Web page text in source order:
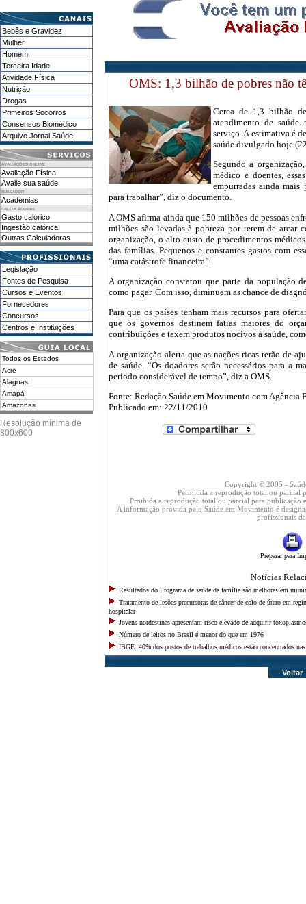
Bebês e Gravidez
Mulher
Homem
Terceira Idade
Atividade Física
Nutrição
Drogas
Primeiros Socorros
Consensos Biomédico
Arquivo Jornal Saúde
AVALIAÇÕES ONLINE
Avaliação Física
Avalie sua saúde
BUSCADOR
Academias
CALCULADORAS
Gasto calórico
Ingestão calórica
Outras Calculadoras
Legislação
Fontes de Pesquisa
Cursos e Eventos
Fornecedores
Concursos
Centros e Instituições
Todos os Estados
Acre
Alagoas
Amapá
Amazonas
Ceará
Resolução mínima de
800x600
OMS: 1,3 bilhão de pobres não
Cerca de 1,3 bilhão
atendimento de saúde
serviço. A estimativa é
saúde divulgado hoje
Segundo a
médico e doentes,
empurradas ainda mais
para trabalhar”, diz o documento.
A OMS afirma ainda que 150 milhões de pessoas
milhões são levadas à pobreza por terem de arcar
organização, o alto custo de procedimentos
das famílias. Pequenos e constantes gastos com
“uma catástrofe financeira”.
A organização constatou que parte da população
como pagar. Com isso, diminuem as chance de
Para que os países tenham mais recursos para
que os governos destinem fatias maiores do
contribuições e taxem produtos nocivos à saúde,
A organização alerta que as nações ricas terão de
de saúde. “Os doadores serão necessários para a
período considerável de tempo”, diz a OMS.
Fonte: Redação Saúde em Movimento com Agência
Publicado em: 22/11/2010
Copyright © 2005 -
Permitida a reprodução total ou parcial
Proibida a reprodução total ou parcial para publicação
A informação provida pelo Saúde em Movimento é
profissionais
Preparar para
Notícias
Resultados do Programa de saúde da família são melhores em
Tratamento de lesões precursoras de câncer de colo de útero em
hospitalar
Jovens nordestinas apresentam risco elevado de adquirir
Número de leitos no Brasil é menor do que em 1976
IBGE: 40% dos postos de trabalhos médicos estão concentrados
Voltar